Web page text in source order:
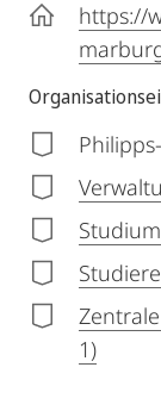
https://
1)